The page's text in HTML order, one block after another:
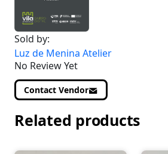
Sold by:
Luz de Menina Atelier
No Review Yet
Contact Vendor
Related products